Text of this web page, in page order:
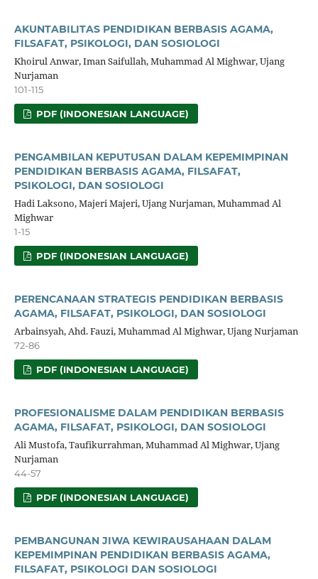
AKUNTABILITAS PENDIDIKAN BERBASIS AGAMA,
FILSAFAT, PSIKOLOGI, DAN SOSIOLOGI
Khoirul Anwar, Iman Saifullah, Muhammad Al Mighwar, Ujang
Nurjaman
101-115
PDF (INDONESIAN LANGUAGE)
PENGAMBILAN KEPUTUSAN DALAM KEPEMIMPINAN
PENDIDIKAN BERBASIS AGAMA, FILSAFAT,
PSIKOLOGI, DAN SOSIOLOGI
Hadi Laksono, Majeri Majeri, Ujang Nurjaman, Muhammad Al
Mighwar
1-15
PDF (INDONESIAN LANGUAGE)
PERENCANAAN STRATEGIS PENDIDIKAN BERBASIS
AGAMA, FILSAFAT, PSIKOLOGI, DAN SOSIOLOGI
Arbainsyah, Ahd. Fauzi, Muhammad Al Mighwar, Ujang Nurjaman
72-86
PDF (INDONESIAN LANGUAGE)
PROFESIONALISME DALAM PENDIDIKAN BERBASIS
AGAMA, FILSAFAT, PSIKOLOGI, DAN SOSIOLOGI
Ali Mustofa, Taufikurrahman, Muhammad Al Mighwar, Ujang
Nurjaman
44-57
PDF (INDONESIAN LANGUAGE)
PEMBANGUNAN JIWA KEWIRAUSAHAAN DALAM
KEPEMIMPINAN PENDIDIKAN BERBASIS AGAMA,
FILSAFAT, PSIKOLOGI DAN SOSIOLOGI